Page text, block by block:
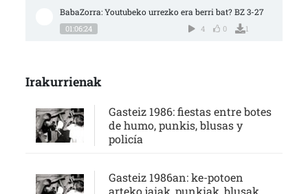
BabaZorra: Youtubeko urrezko era berri bat? BZ 3-27
01:06:24 4 0 1
Irakurrienak
Gasteiz 1986: fiestas entre botes
de humo, punkis, blusas y
policía
Gasteiz 1986an: ke-potoen
arteko jaiak, punkiak, blusak